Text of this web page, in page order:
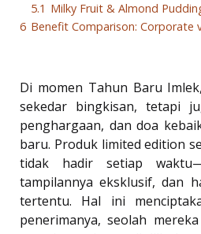
5.1 Milky Fruit & Almond
6 Benefit Comparison: Corporate
Di momen Tahun Baru
sekedar bingkisan, tetapi
penghargaan, dan doa
baru. Produk limited edition
tidak hadir setiap
tampilannya eksklusif, dan
tertentu. Hal ini
penerimanya, seolah